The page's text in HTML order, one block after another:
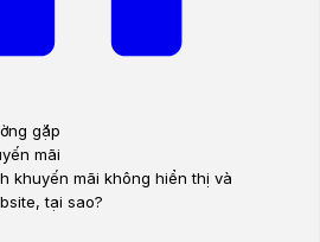
gặp
mãi
khuyến mãi không hiển thị và
tại sao?